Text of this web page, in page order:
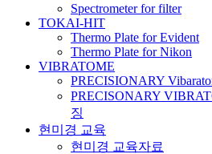
Spectrometer for filter
TOKAI-HIT
Thermo Plate for Evident
Thermo Plate for Nikon
VIBRATOME
PRECISIONARY
PRECISONARY
징
현미경 교육
현미경 교육자료